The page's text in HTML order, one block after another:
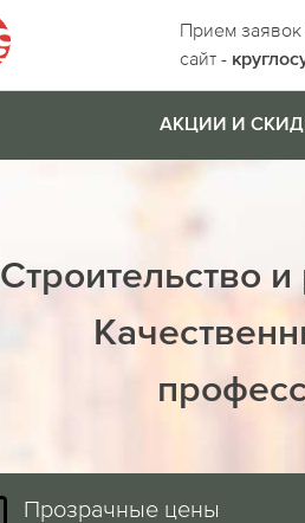
Прием заявок
сайт -
АКЦИИ И
Строительство
Прозрачные цены